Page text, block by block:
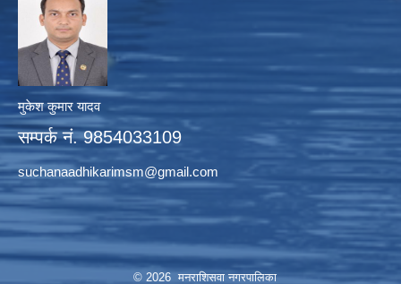
मुकेश कुमार यादव
सम्पर्क नं. 9854033109
suchanaadhikarimsm@gmail.com
© 2026 मनराशिसवा नगरपालिका